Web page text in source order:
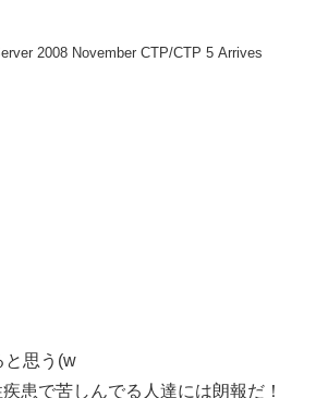
2008 November CTP/CTP 5 Arrives
と思う(w
患で苦しんでる人達には朗報だ！